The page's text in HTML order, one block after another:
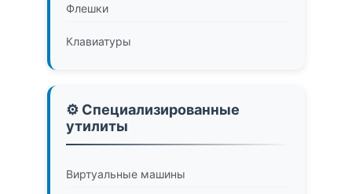
Флешки
Клавиатуры
⚙️ Специализированные
утилиты
Виртуальные машины